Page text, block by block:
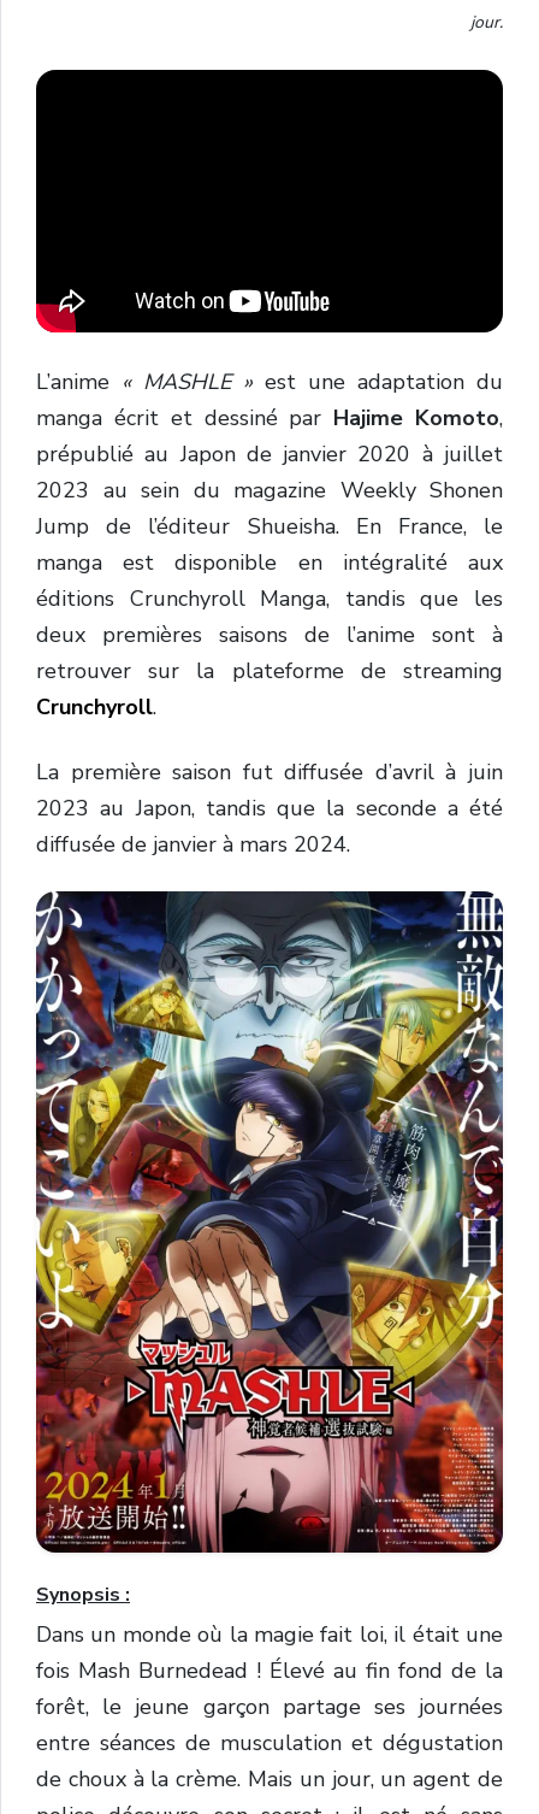
jour.
L’anime « MASHLE » est une adaptation du
manga écrit et dessiné par Hajime Komoto,
prépublié au Japon de janvier 2020 à juillet
2023 au sein du magazine Weekly Shonen
Jump de l’éditeur Shueisha. En France, le
manga est disponible en intégralité aux
éditions Crunchyroll Manga, tandis que les
deux premières saisons de l’anime sont à
retrouver sur la plateforme de streaming
Crunchyroll.
La première saison fut diffusée d’avril à juin
2023 au Japon, tandis que la seconde a été
diffusée de janvier à mars 2024.
Synopsis :
Dans un monde où la magie fait loi, il était une
fois Mash Burnedead ! Élevé au fin fond de la
forêt, le jeune garçon partage ses journées
entre séances de musculation et dégustation
de choux à la crème. Mais un jour, un agent de